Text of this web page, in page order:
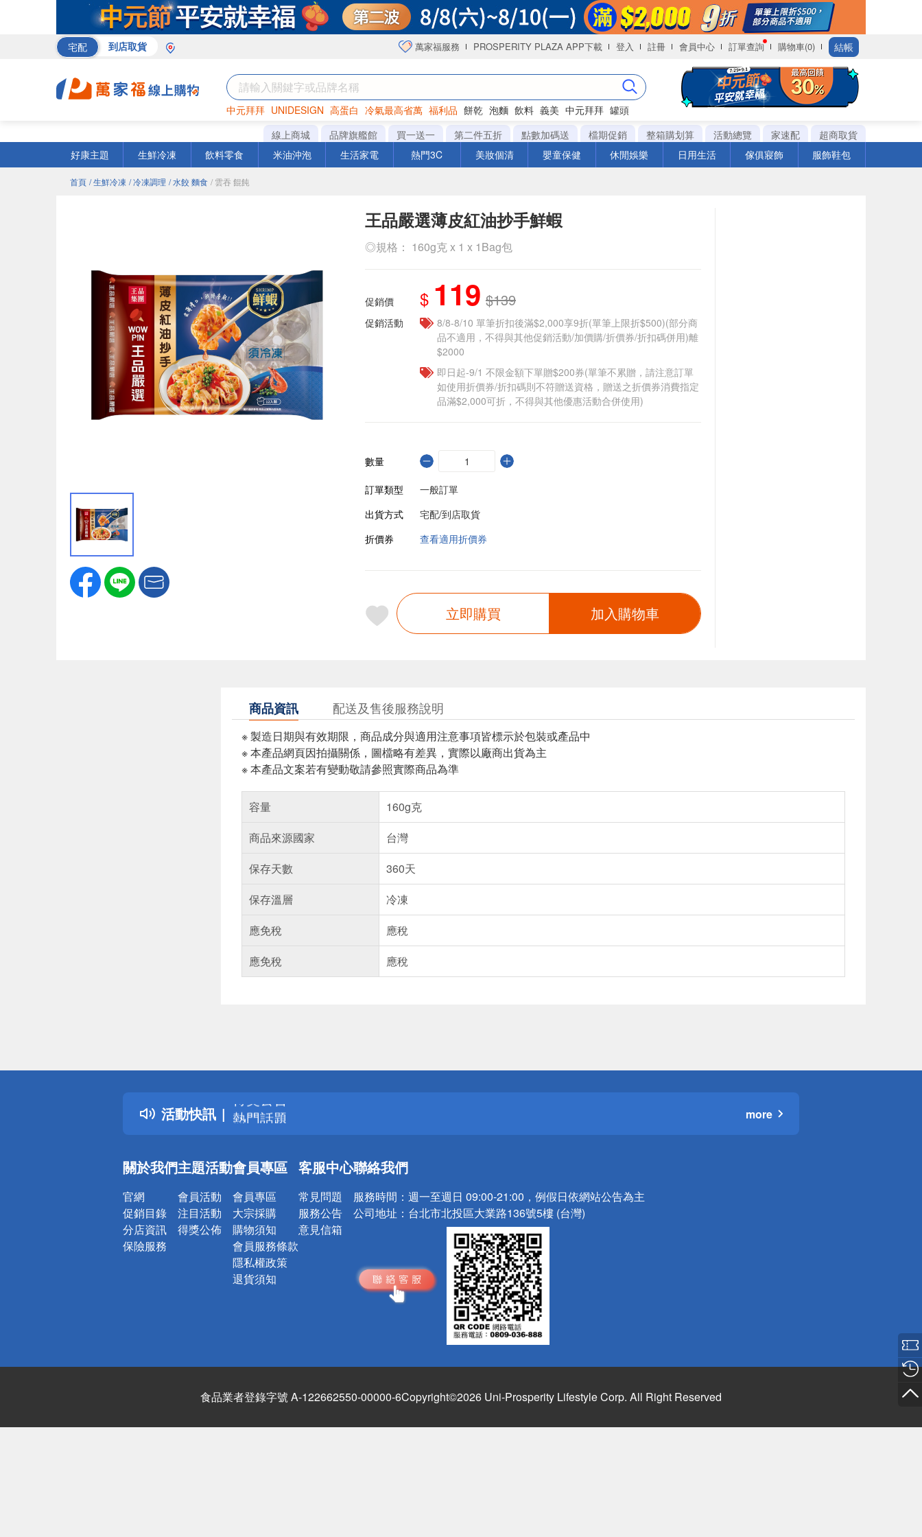
宅配 到店取貨 萬家福服務 PROSPERITY PLAZA APP下載 登入 註冊 會員中心 訂單查詢 購物車(0) 結帳
中元拜拜 UNIDESIGN 高蛋白 冷氣最高省萬 福利品 餅乾 泡麵 飲料 義美 中元拜拜 罐頭
巧克力 衛生紙 咖啡
線上商城 品牌旗艦館 買一送一 第二件五折 點數加碼送 檔期促銷 整箱購划算 活動總覽 家速配
超商取貨
好康主題
生鮮冷凍 飲料零食 米油沖泡 生活家電 熱門3C 美妝個清 嬰童保健 休閒娛樂 日用生活 傢俱寢飾 服飾鞋包
首頁 / 生鮮冷凍 / 冷凍調理 / 水餃 麵食 / 雲吞 餛飩
王品嚴選薄皮紅油抄手鮮蝦
◎規格： 160g克 x 1 x 1Bag包
促銷價 $ 119 $139
促銷活動
8/8-8/10 單筆折扣後滿$2,000享9折(單筆上限折$500)(部分商
品不適用，不得與其他促銷活動/加價購/折價券/折扣碼併用)離
$2000
即日起-9/1 不限金額下單贈$200券(單筆不累贈，請注意訂單
如使用折價券/折扣碼則不符贈送資格，贈送之折價券消費指定
品滿$2,000可折，不得與其他優惠活動合併使用)
數量
訂單類型
一般訂單
出貨方式
宅配/到店取貨
折價券
查看適用折價券
立即購買 加入購物車
商品資訊 配送及售後服務說明
※ 製造日期與有效期限，商品成分與適用注意事項皆標示於包裝或產品中
※ 本產品網頁因拍攝關係，圖檔略有差異，實際以廠商出貨為主
※ 本產品文案若有變動敬請參照實際商品為準
容量
160g克
商品來源國家
台灣
保存天數
360天
保存溫層
冷凍
應免稅
應稅
應免稅
應稅
活動快訊
詐騙網頁！請小心！
得獎公告
熱門話題
銀行優惠
詐騙網頁！請小心！
more
關於我們
官網
促銷目錄
分店資訊
保險服務
主題活動
會員活動
注目活動
得獎公佈
會員專區
會員專區
大宗採購
購物須知
會員服務條款
隱私權政策
退貨須知
客服中心
常見問題
服務公告
意見信箱
聯絡我們
服務時間： 週一至週日 09:00-21:00，例假日依網站公告為主
公司地址： 台北市北投區大業路136號5樓 (台灣)
食品業者登錄字號 A-122662550-00000-6Copyright©2026 Uni-Prosperity Lifestyle Corp. All Right Reserved